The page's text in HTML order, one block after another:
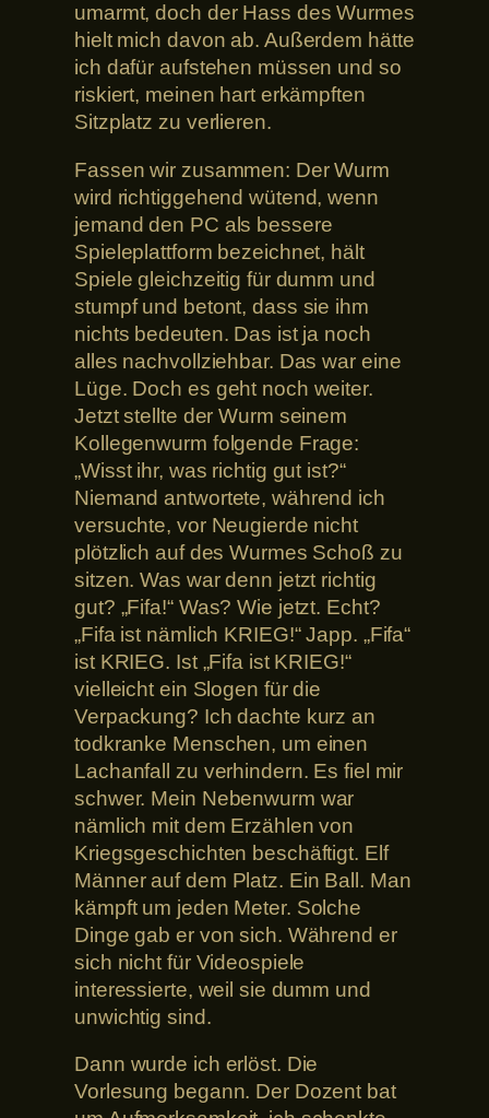
umarmt, doch der Hass des Wurmes
hielt mich davon ab. Außerdem hätte
ich dafür aufstehen müssen und so
riskiert, meinen hart erkämpften
Sitzplatz zu verlieren.
Fassen wir zusammen: Der Wurm
wird richtiggehend wütend, wenn
jemand den PC als bessere
Spieleplattform bezeichnet, hält
Spiele gleichzeitig für dumm und
stumpf und betont, dass sie ihm
nichts bedeuten. Das ist ja noch
alles nachvollziehbar. Das war eine
Lüge. Doch es geht noch weiter.
Jetzt stellte der Wurm seinem
Kollegenwurm folgende Frage:
„Wisst ihr, was richtig gut ist?“
Niemand antwortete, während ich
versuchte, vor Neugierde nicht
plötzlich auf des Wurmes Schoß zu
sitzen. Was war denn jetzt richtig
gut? „Fifa!“ Was? Wie jetzt. Echt?
„Fifa ist nämlich KRIEG!“ Japp. „Fifa“
ist KRIEG. Ist „Fifa ist KRIEG!“
vielleicht ein Slogen für die
Verpackung? Ich dachte kurz an
todkranke Menschen, um einen
Lachanfall zu verhindern. Es fiel mir
schwer. Mein Nebenwurm war
nämlich mit dem Erzählen von
Kriegsgeschichten beschäftigt. Elf
Männer auf dem Platz. Ein Ball. Man
kämpft um jeden Meter. Solche
Dinge gab er von sich. Während er
sich nicht für Videospiele
interessierte, weil sie dumm und
unwichtig sind.
Dann wurde ich erlöst. Die
Vorlesung begann. Der Dozent bat